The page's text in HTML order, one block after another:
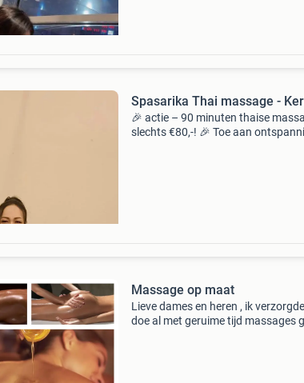
Spasarika Thai massage -
🎉 actie – 90 minuten thaise
slechts €80,-! 🎉 Toe aan
Massage op maat
Lieve dames en heren , ik
doe al met geruime tijd massages